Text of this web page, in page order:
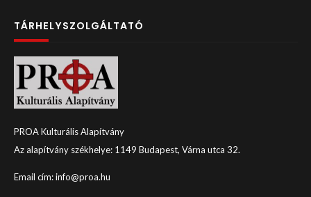
TÁRHELYSZOLGÁLTATÓ
PROA Kulturális Alapítvány
Az alapítvány székhelye: 1149 Budapest, Várna utca 32.
Email cím: info@proa.hu